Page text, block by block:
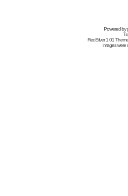
Powered by
RedSilver 1.01
Images were